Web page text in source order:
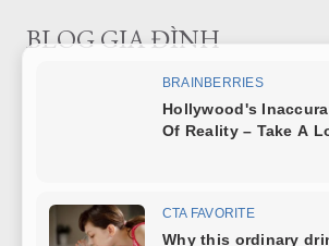
Chuyển đến nội dung chính
BLOG GIA ĐÌNH